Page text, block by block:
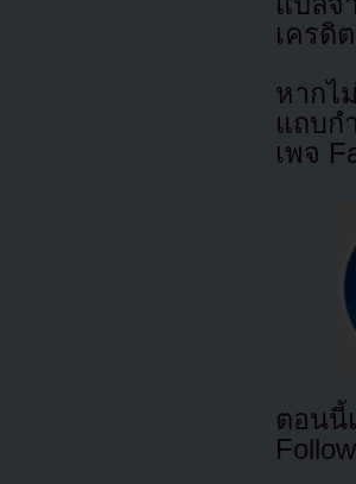
เครดิ
หากไ
แถบก
เพจ
ตอนนี้